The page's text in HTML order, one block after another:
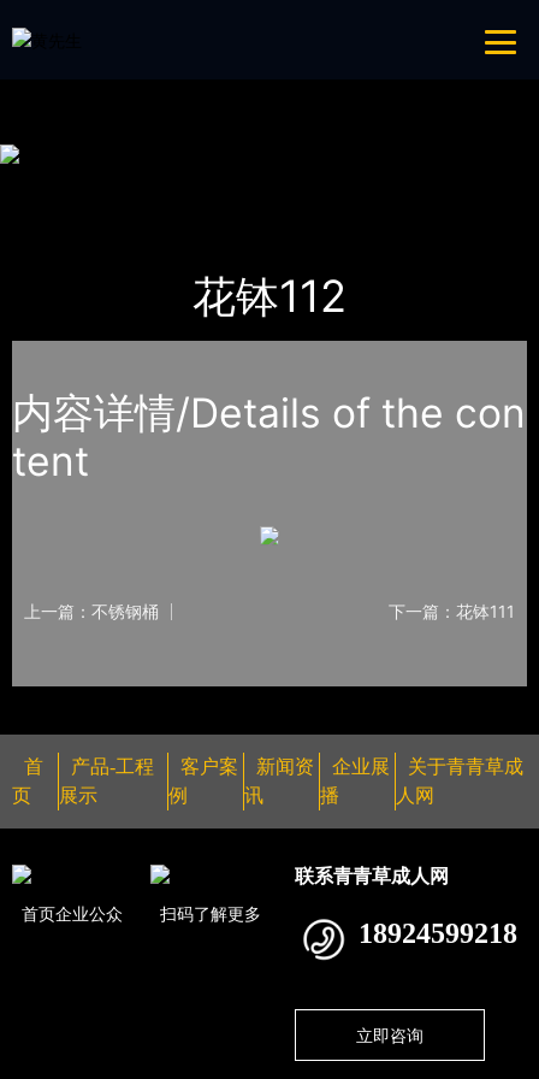
导航
网站地图
花钵112
内容详情/Details of the con
tent
上一篇：不锈钢桶 下一篇：花钵111
首
页
产品-工程
展示
客户案
例
新闻资
讯
企业展
播
关于青青草成
人网
首页企业公众 扫码了解更多
联系青青草成人网
18924599218
立即咨询